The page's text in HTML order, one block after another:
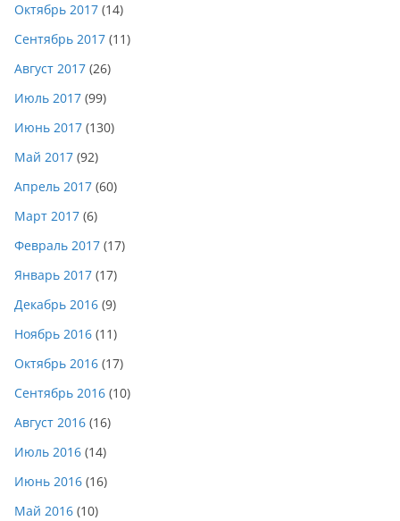
Октябрь 2017 (14)
Сентябрь 2017 (11)
Август 2017 (26)
Июль 2017 (99)
Июнь 2017 (130)
Май 2017 (92)
Апрель 2017 (60)
Март 2017 (6)
Февраль 2017 (17)
Январь 2017 (17)
Декабрь 2016 (9)
Ноябрь 2016 (11)
Октябрь 2016 (17)
Сентябрь 2016 (10)
Август 2016 (16)
Июль 2016 (14)
Июнь 2016 (16)
Май 2016 (10)